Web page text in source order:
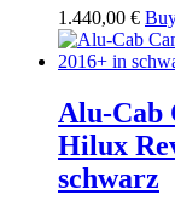
1.440,00 €
Alu-Cab
Hilux
schwarz